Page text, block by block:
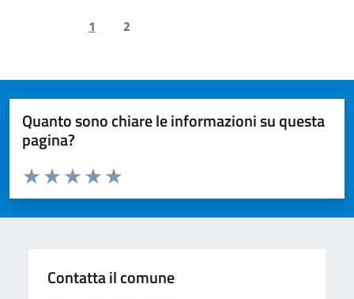
Previous page
1 2
Quanto sono chiare le informazioni su questa
pagina?
Valuta da 1 a 5 stelle la pagina
Valuta 5 stelle su 5
Valuta 4 stelle su 5
Valuta 3 stelle su 5
Valuta 2 stelle su 5
Valuta 1 stelle su 5
Contatta il comune